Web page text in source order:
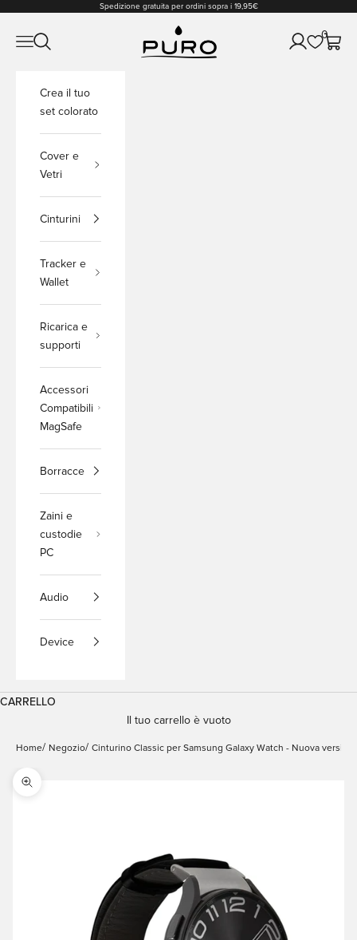
Spedizione gratuita per ordini sopra i 19,95€
PURO Shop
Apri il menu di navigazione
Mostra il menu di ricerca Mostra
0
Crea il tuo
set colorato
Cover e
Vetri
Cinturini
Tracker e
Wallet
Ricarica e
supporti
Accessori
Compatibili
MagSafe
Borracce
Zaini e
custodie
PC
Audio
Device
CARRELLO
Il tuo carrello è vuoto
Home Negozio Cinturino Classic per Samsung Galaxy Watch - Nuova
Ingrandisci immagine